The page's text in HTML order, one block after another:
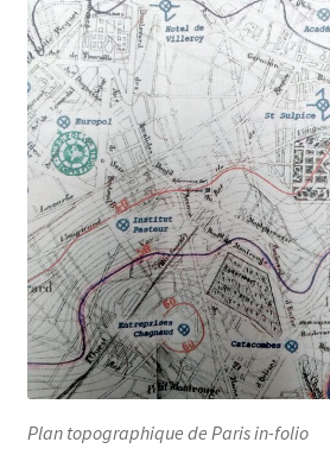
Plan topographique de Paris in-folio